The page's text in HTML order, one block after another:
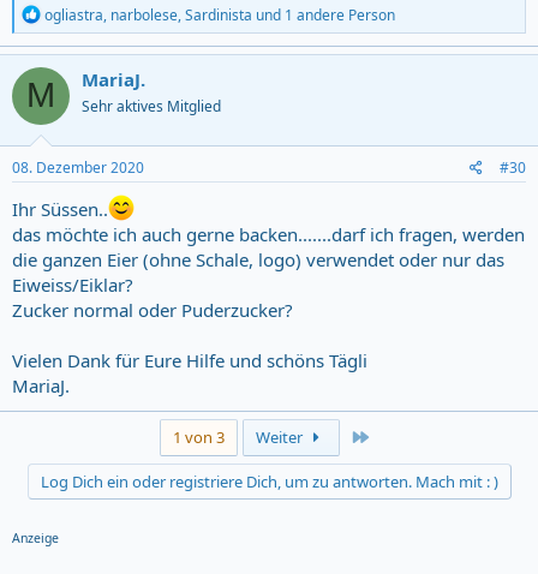
R
e
a
c
t
i
o
n
s
:
ogliastra, narbolese,Sardinista und 1 andere Person
M MariaJ.
Sehr aktives Mitglied
08. Dezember 2020 #30
Ihr Süssen..
das möchte ich auch gerne backen.......darf ich fragen, werden
die ganzen Eier (ohne Schale, logo) verwendet oder nur das
Eiweiss/Eiklar?
Zucker normal oder Puderzucker?
Vielen Dank für Eure Hilfe und schöns Tägli
MariaJ.
1 von 3 Weiter
Log Dich ein oder registriere Dich, um zu antworten. Mach mit : )
Anzeige